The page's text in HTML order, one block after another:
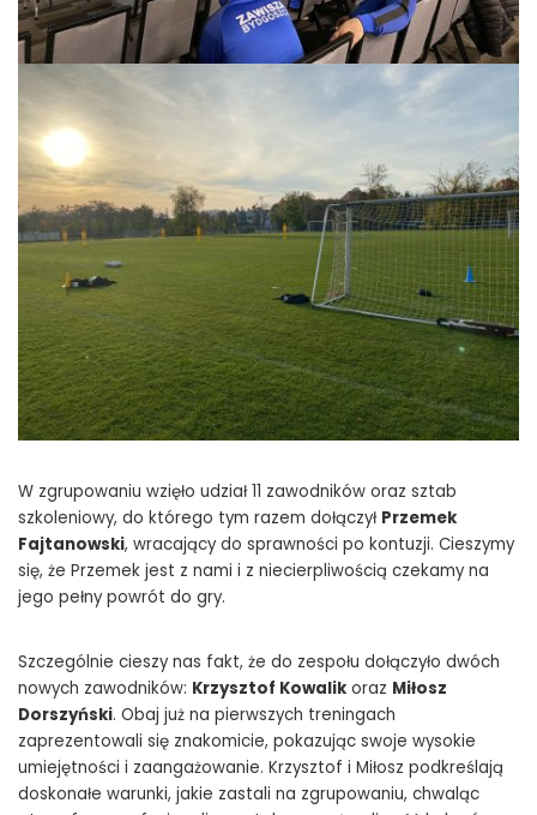
W zgrupowaniu wzięło udział 11 zawodników oraz sztab
szkoleniowy, do którego tym razem dołączył Przemek
Fajtanowski, wracający do sprawności po kontuzji. Cieszymy
się, że Przemek jest z nami i z niecierpliwością czekamy na
jego pełny powrót do gry.
Szczególnie cieszy nas fakt, że do zespołu dołączyło dwóch
nowych zawodników: Krzysztof Kowalik oraz Miłosz
Dorszyński. Obaj już na pierwszych treningach
zaprezentowali się znakomicie, pokazując swoje wysokie
umiejętności i zaangażowanie. Krzysztof i Miłosz podkreślają
doskonałe warunki, jakie zastali na zgrupowaniu, chwaląc